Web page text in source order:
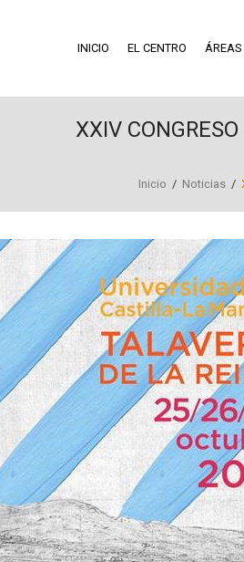
INICIO EL CENTRO ÁREAS
XXIV
Inicio / Noticias /